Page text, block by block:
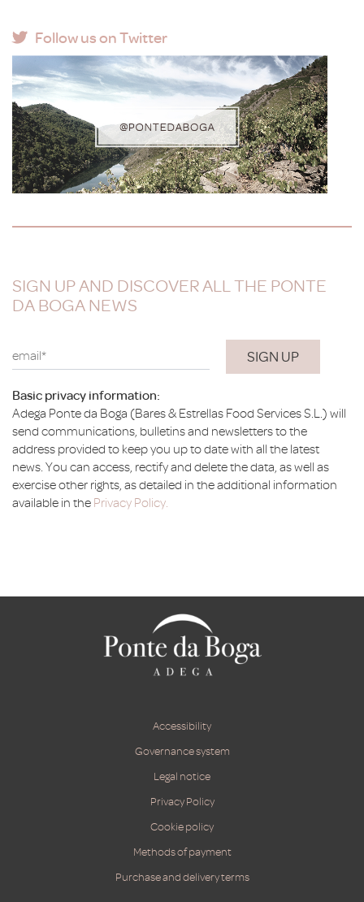
Follow us on Twitter
SIGN UP AND DISCOVER ALL THE PONTE
DA BOGA NEWS
email*
Basic privacy information:
Adega Ponte da Boga (Bares & Estrellas Food Services S.L.) will
send communications, bulletins and newsletters to the
address provided to keep you up to date with all the latest
news. You can access, rectify and delete the data, as well as
exercise other rights, as detailed in the additional information
available in the Privacy Policy.
Accessibility
Governance system
Legal notice
Privacy Policy
Cookie policy
Methods of payment
Purchase and delivery terms